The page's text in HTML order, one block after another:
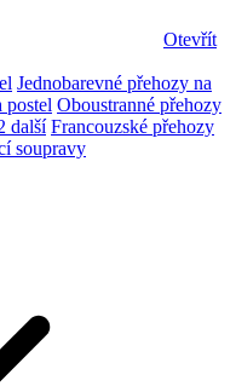
Otevřít
Jednobarevné přehozy na
postel Oboustranné přehozy
další Francouzské přehozy
soupravy